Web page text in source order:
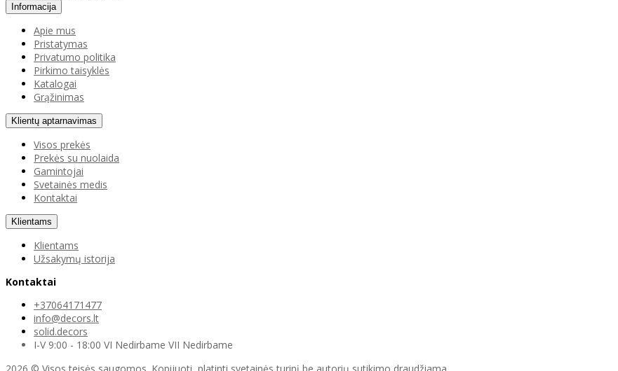
Informacija
Apie mus
Pristatymas
Privatumo politika
Pirkimo taisyklės
Katalogai
Grąžinimas
Klientų aptarnavimas
Visos prekės
Prekės su nuolaida
Gamintojai
Svetainės medis
Kontaktai
Klientams
Klientams
Užsakymų istorija
Kontaktai
+37064171477
info@decors.lt
solid.decors
I-V 9:00 - 18:00 VI Nedirbame VII Nedirbame